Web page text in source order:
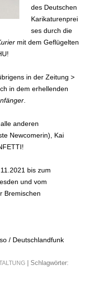
des Deutschen
Karikaturenprei
ses durch die
mit dem Geflügelten
in der Zeitung >
in dem erhellenden
anderen
Newcomerin), Kai
bis zum
und vom
Bremischen
/ Deutschlandfunk
| Schlagwörter: